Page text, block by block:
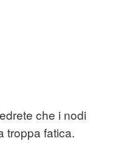
che i nodi
troppa fatica.